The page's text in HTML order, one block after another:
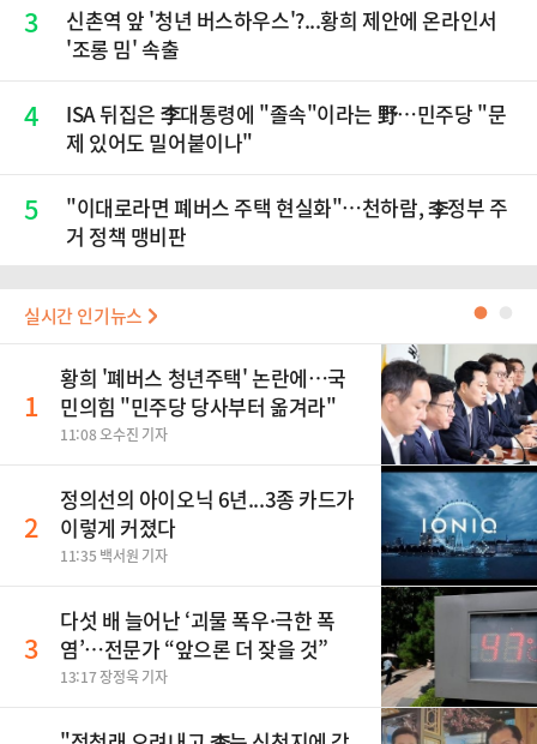
3
신촌역 앞 '청년 버스하우스'?...황희 제안에 온라인서
'조롱 밈' 속출
4
ISA 뒤집은 李대통령에 "졸속"이라는 野…민주당 "문
제 있어도 밀어붙이나"
5
"이대로라면 폐버스 주택 현실화"…천하람, 李정부 주
거 정책 맹비판
실시간 인기뉴스 ●
1
황희 '폐버스 청년주택' 논란에…국
민의힘 "민주당 당사부터 옮겨라"
11:08 오수진 기자
2
정의선의 아이오닉 6년...3종 카드가
이렇게 커졌다
11:35 백서원 기자
3
다섯 배 늘어난 ‘괴물 폭우·극한 폭
염’…전문가 “앞으론 더 잦을 것”
13:17 장정욱 기자